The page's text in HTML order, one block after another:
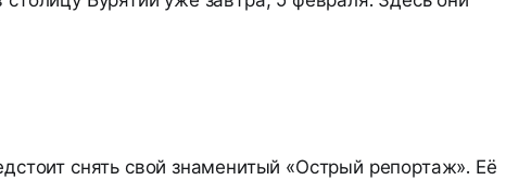
снять свой знаменитый «Острый репортаж». Её